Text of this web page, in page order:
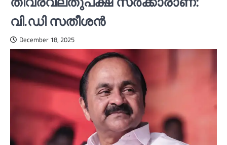
വി.ഡി സതീശൻ
December 18, 2025